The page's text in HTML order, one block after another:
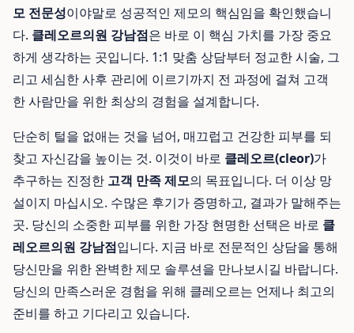
모 전문성이야말로 성공적인 제모의 핵심임을 확인했습니
다. 클레오르의원 강남점은 바로 이 핵심 가치를 가장 중요
하게 생각하는 곳입니다. 1:1 맞춤 상담부터 정교한 시술, 그
리고 세심한 사후 관리에 이르기까지 전 과정에 걸쳐 고객
한 사람만을 위한 최상의 경험을 설계합니다.
단순히 털을 없애는 것을 넘어, 매끄럽고 건강한 피부를 되
찾고 자신감을 높이는 것. 이것이 바로 클레오르(cleor)가
추구하는 진정한 고객 만족 제모의 목표입니다. 더 이상 망
설이지 마십시오. 수많은 후기가 증명하고, 결과가 말해주는
곳. 당신의 소중한 피부를 위한 가장 현명한 선택은 바로 클
레오르의원 강남점입니다. 지금 바로 전문적인 상담을 통해
당신만을 위한 완벽한 제모 솔루션을 만나보시길 바랍니다.
당신의 만족스러운 경험을 위해 클레오르는 언제나 최고의
준비를 하고 기다리고 있습니다.